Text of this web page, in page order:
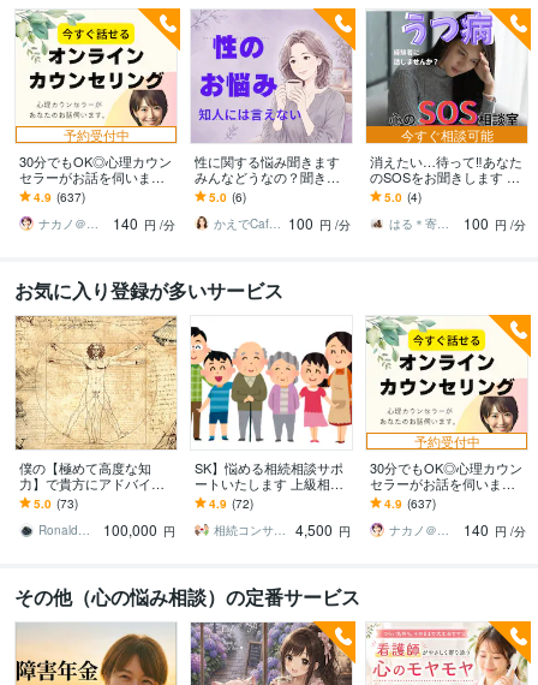
予約受付中
30分でもOK◎心理カウン
セラーがお話を伺います
モヤモヤ、落ち込み、不
安など心の悩みを専門家
が出口へ導きます
4.9 (637)
ナカノ＠傾聴と的確さで出口に導く脳のプロ
140 円 /分
性に関する悩み聞きます
みんなどうなの？聞きづ
らいこと、話してみませ
んか
5.0 (6)
かえでCafe 〜ほっとひと休み 100 円 /分
今すぐ相談可能
消えたい…待って‼️あなた
のSOSをお聞きします 頑
張り屋さんのあなたへ／
一度立ち止まってお話し
しませんか？
5.0 (4)
はる＊寄り添える看護師
100 円 /分
お気に入り登録が多いサービス
僕の【極めて高度な知
力】で貴方にアドバイス
をします 推定知能指数22
0程度。貴方の悩みは【解
決可能問題】です
5.0 (73)
Ronald＠能力開発士
100,000 円
SK】悩める相続相談サポ
ートいたします 上級相続
支援コンサルタントが相
続の悩みをズバッと解決
します
4.9 (72)
相続コンサルタントＫ
4,500 円
予約受付中
30分でもOK◎心理カウン
セラーがお話を伺います
モヤモヤ、落ち込み、不
安など心の悩みを専門家
が出口へ導きます
4.9 (637)
ナカノ＠傾聴と的確さで出口に導く脳のプロ
140 円 /分
その他（心の悩み相談）の定番サービス